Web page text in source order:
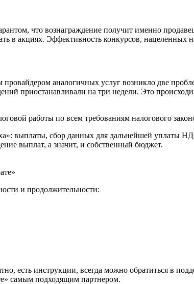
что вознаграждение получит именно
в акциях. Эффективность конкурсов, нацеленных
аналогичных услуг возникло две
приостанавливали на три недели. Это
работы по всем требованиям налогового
выплаты, сбор данных для дальнейшей уплаты
выплат, а значит, и собственный бюджет.
и продолжительности:
есть инструкции, всегда можно обратиться в
самым подходящим партнером.